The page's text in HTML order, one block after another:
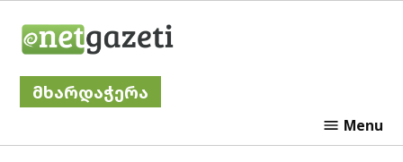
მხარდაჭერა
Menu